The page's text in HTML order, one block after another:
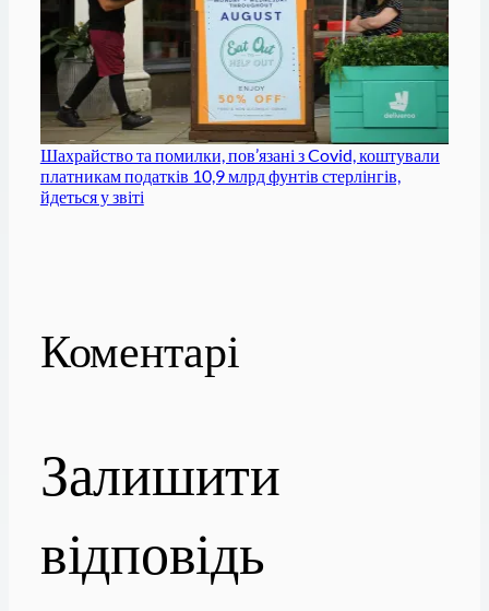
Шахрайство та помилки, пов’язані з Covid, коштували
платникам податків 10,9 млрд фунтів стерлінгів,
йдеться у звіті
Коментарі
Залишити
відповідь